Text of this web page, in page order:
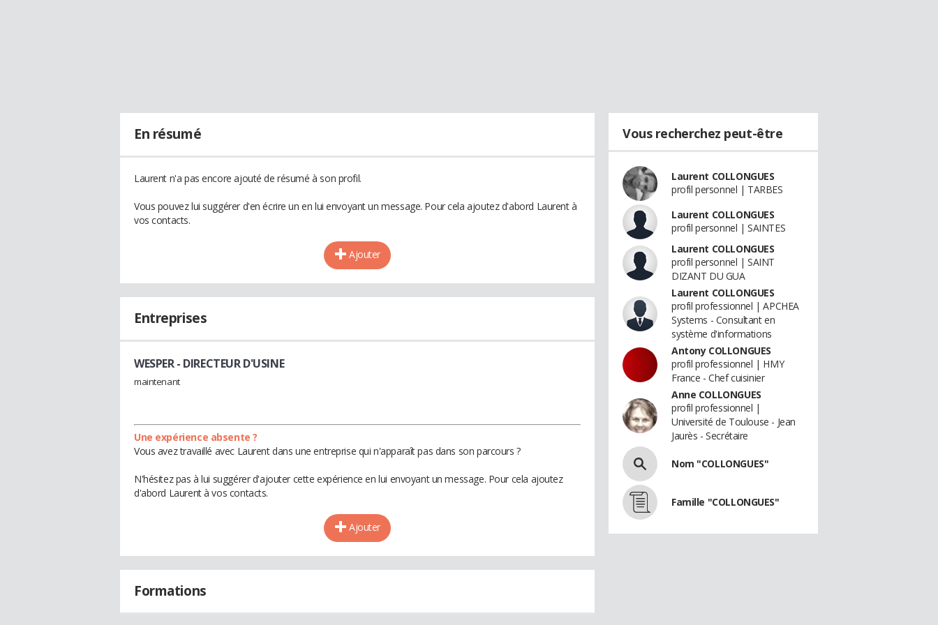
En résumé
Laurent n'a pas encore ajouté de résumé à son profil.
Vous pouvez lui suggérer d'en écrire un en lui envoyant un message. Pour cela ajoutez d'abord Laurent à
vos contacts.
Ajouter
Entreprises
WESPER- DIRECTEUR D'USINE
maintenant
Une expérience absente ?
Vous avez travaillé avec Laurent dans une entreprise qui n'apparaît pas dans son parcours ?
N'hésitez pas à lui suggérer d'ajouter cette expérience en lui envoyant un message. Pour cela ajoutez
d'abord Laurent à vos contacts.
Ajouter
Formations
Vous recherchez peut-être
Laurent COLLONGUES
profil personnel | TARBES
Laurent COLLONGUES
profil personnel | SAINTES
Laurent COLLONGUES
profil personnel | SAINT
DIZANT DU GUA
Laurent COLLONGUES
profil professionnel | APCHEA
Systems - Consultant en
système d'informations
Antony COLLONGUES
profil professionnel | HMY
France - Chef cuisinier
Anne COLLONGUES
profil professionnel |
Université de Toulouse - Jean
Jaurès - Secrétaire
Nom "COLLONGUES"
Famille "COLLONGUES"